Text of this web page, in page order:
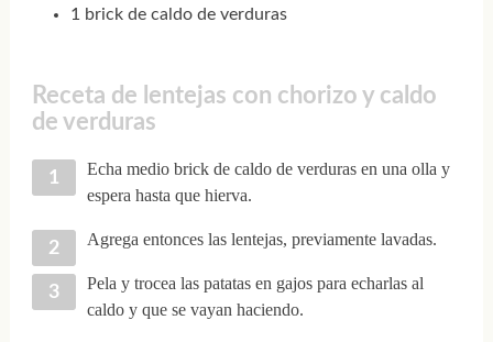
1 brick de caldo de verduras
Receta de lentejas con chorizo y caldo
de verduras
Echa medio brick de caldo de verduras en una olla y
espera hasta que hierva.
Agrega entonces las lentejas, previamente lavadas.
Pela y trocea las patatas en gajos para echarlas al
caldo y que se vayan haciendo.